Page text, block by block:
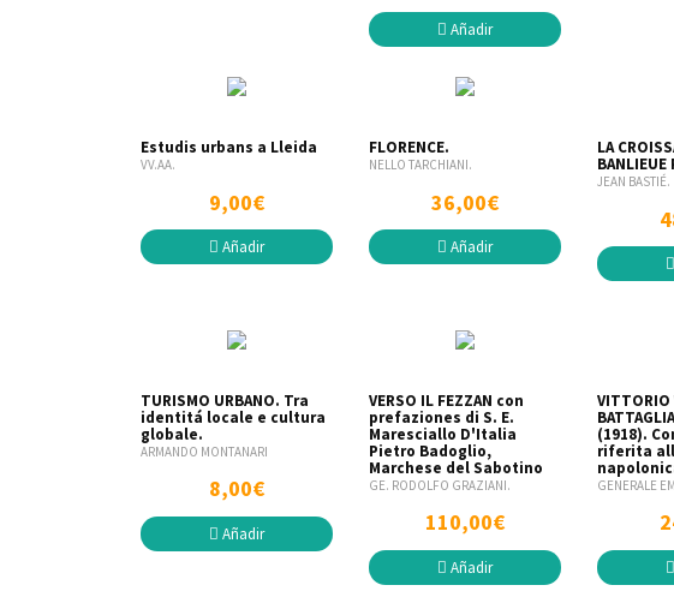
Añadir
Estudis urbans a Lleida
VV.AA.
9,00€
Añadir
FLORENCE.
NELLO TARCHIANI.
36,00€
Añadir
LA
BANLIEUE
JEAN BASTIÉ.
TURISMO URBANO. Tra
identitá locale e cultura
globale.
ARMANDO MONTANARI
8,00€
Añadir
VERSO IL FEZZAN con
prefaziones di S. E.
Maresciallo D'Italia
Pietro Badoglio,
Marchese del Sabotino
GE. RODOLFO GRAZIANI.
110,00€
Añadir
VITTORIO
(1918).
riferita
GENERALE